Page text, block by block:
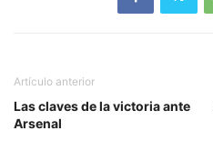
Artículo anterior
Las claves de la victoria ante
Arsenal